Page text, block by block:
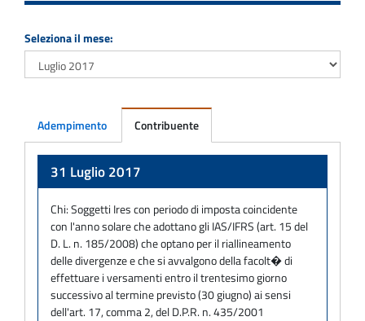
Seleziona il mese:
Adempimento Contribuente
31 Luglio 2017
Chi:Soggetti Ires con periodo di imposta coincidente
con l'anno solare che adottano gli IAS/IFRS (art. 15 del
D. L. n. 185/2008) che optano per il riallineamento
delle divergenze e che si avvalgono della facolt� di
effettuare i versamenti entro il trentesimo giorno
successivo al termine previsto (30 giugno) ai sensi
dell'art. 17, comma 2, del D.P.R. n. 435/2001